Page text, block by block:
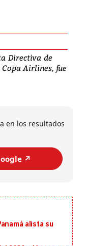
Directiva de
Airlines, fue
en los resultados
↗️
alista su